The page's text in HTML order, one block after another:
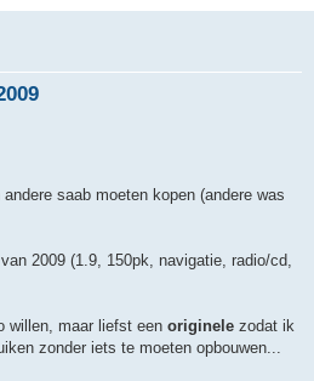
saab moeten kopen (andere was
2009 (1.9, 150pk, navigatie, radio/cd,
willen, maar liefst een originele zodat ik
zonder iets te moeten opbouwen...